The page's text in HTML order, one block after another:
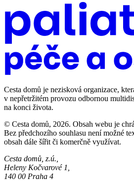
Cesta domů je nezisková organizace,
v nepřetržitém provozu odbornou
na konci života.
© Cesta domů, 2026. Obsah webu je
Bez předchozího souhlasu není možné
obsah dále šířit či komerčně využívat.
Cesta domů, z.ú.,
Heleny Kočvarové 1,
140 00 Praha 4